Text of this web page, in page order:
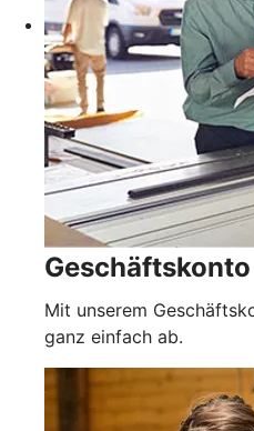
Geschäftskonto
Mit unserem
ganz einfach ab.